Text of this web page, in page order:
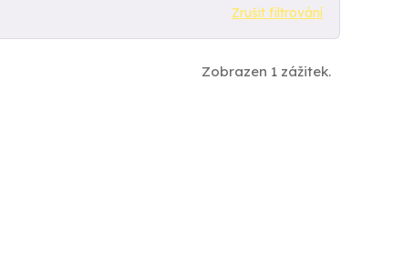
Zrušit filtrování
Zobrazen 1 zážitek.